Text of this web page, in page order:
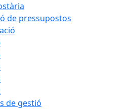
de pressupostos
de gestió